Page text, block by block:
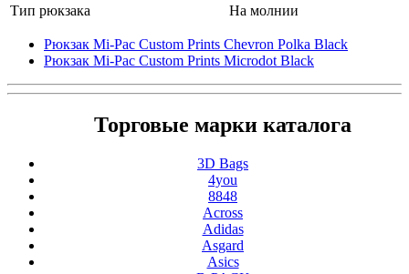
Тип рюкзака
На молнии
Рюкзак Mi-Pac Custom Prints Chevron Polka Black
Рюкзак Mi-Pac Custom Prints Microdot Black
Торговые марки каталога
3D Bags
4you
8848
Across
Adidas
Asgard
Asics